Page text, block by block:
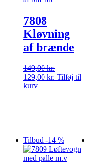
7808
Kløvning
af brænde
149,00kr.
Den
oprindelige
129,00 kr. Den
Tilføj til
kurv
Tilbud -14 %